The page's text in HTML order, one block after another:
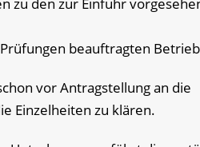
zu den zur Einfuhr
beauftragten
vor Antragstellung an die
Einzelheiten zu klären.